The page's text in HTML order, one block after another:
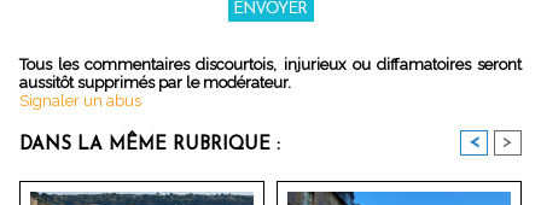
Tous les commentaires discourtois, injurieux ou diffamatoires seront
aussitôt supprimés par le modérateur.
Signaler un abus
DANS LA MÊME RUBRIQUE : < >